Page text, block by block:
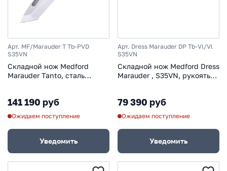
Арт. MF/Marauder T Tb-PVD
S35VN
Складной нож Medford
Marauder Tanto, сталь
141 190 руб
Ожидаем поступление
Уведомить
Арт. Dress Marauder DP Tb-Vl/Vl
S35VN
Складной нож Medford Dress
Marauder , S35VN, рукоять
79 390 руб
Ожидаем поступление
Уведомить